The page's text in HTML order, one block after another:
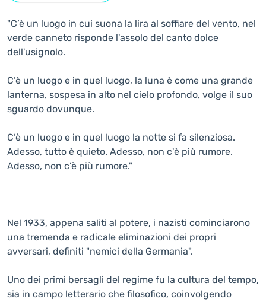
"C’è un luogo in cui suona la lira al soffiare del vento, nel
verde canneto risponde l'assolo del canto dolce
dell'usignolo.
C’è un luogo e in quel luogo, la luna è come una grande
lanterna, sospesa in alto nel cielo profondo, volge il suo
sguardo dovunque.
C’è un luogo e in quel luogo la notte si fa silenziosa.
Adesso, tutto è quieto. Adesso, non c'è più rumore.
Adesso, non c’è più rumore."
Nel 1933, appena saliti al potere, i nazisti cominciarono
una tremenda e radicale eliminazioni dei propri
avversari, definiti "nemici della Germania".
Uno dei primi bersagli del regime fu la cultura del tempo,
sia in campo letterario che filosofico, coinvolgendo